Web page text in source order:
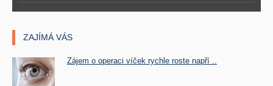
ZAJÍMÁ VÁS
Zájem o operaci víček rychle roste napří ..